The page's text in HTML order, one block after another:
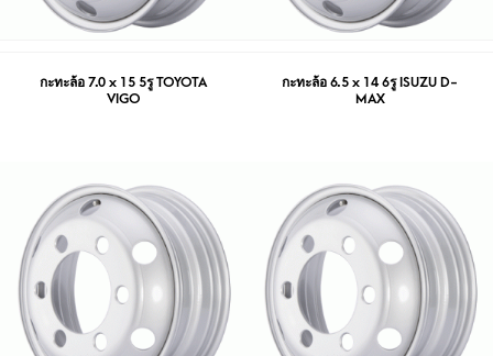
กะทะล้อ 7.0 x 15 5รู TOYOTA
VIGO
กะทะล้อ 6.5 x 14 6รู ISUZU D-
MAX